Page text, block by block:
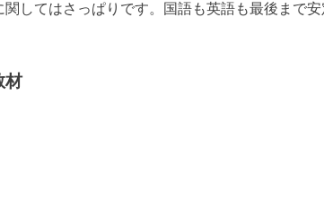
してはさっぱりです。国語も英語も最後まで
材